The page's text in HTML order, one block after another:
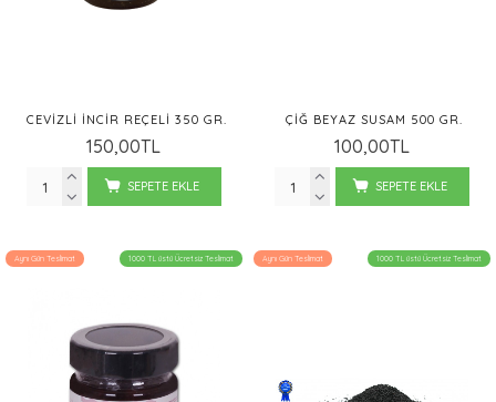
CEVIZLI İNCIR REÇELI 350 GR.
150,00TL
SEPETE EKLE
ÇIĞ BEYAZ SUSAM 500 GR.
100,00TL
SEPETE EKLE
Aynı Gün Teslimat 1000 TL üstü Ücretsiz Teslimat Aynı Gün Teslimat 1000 TL üstü Ücretsiz Teslimat